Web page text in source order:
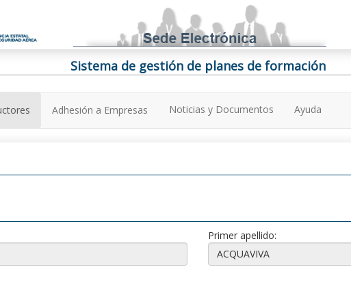
Sistema de gestión de planes de formación
Adhesión a Empresas Noticias y Documentos Ayuda
Primer apellido: